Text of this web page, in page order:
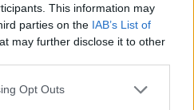
This information may
parties on the IAB’s List of
may further disclose it to other
app uses one or more Google
Opt Outs